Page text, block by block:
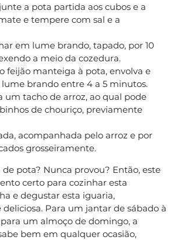
a pota partida aos cubos e a
e tempere com sal e a
em lume brando, tapado, por 10
a meio da cozedura.
feijão manteiga à pota, envolva e
brando entre 4 a 5 minutos.
um tacho de arroz, ao qual pode
de chouriço, previamente
acompanhada pelo arroz e por
grosseiramente.
pota? Nunca provou? Então, este
certo para cozinhar esta
e degustar esta iguaria,
Para um jantar de sábado à
um almoço de domingo, a
bem em qualquer ocasião,